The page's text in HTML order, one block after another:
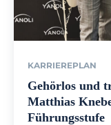
KARRIEREPLAN
Gehörlos und
Matthias
Führungsstufe